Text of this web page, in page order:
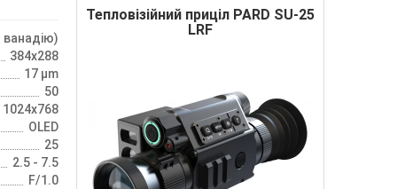
ванадію)
384x288
17 µm
50
1024x768
OLED
25
2.5 - 7.5
F/1.0
Тепловізійний приціл PARD SU-25
LRF